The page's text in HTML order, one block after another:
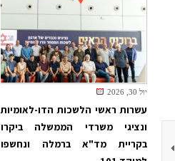
יול 30, 2026
עשרות ראשי הלשכות הדו-לאומיות
ונציגי משרדי הממשלה ביקרו
בקריית מד"א ברמלה ונחשפו